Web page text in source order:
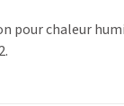
pour chaleur